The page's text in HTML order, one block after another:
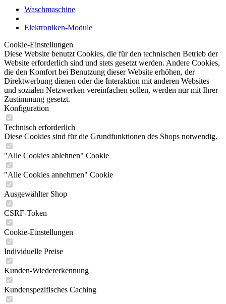
Waschmaschine
Elektroniken-Module
Cookie-Einstellungen
Diese Website benutzt Cookies, die für den technischen Betrieb der
Website erforderlich sind und stets gesetzt werden. Andere Cookies,
die den Komfort bei Benutzung dieser Website erhöhen, der
Direktwerbung dienen oder die Interaktion mit anderen Websites
und sozialen Netzwerken vereinfachen sollen, werden nur mit Ihrer
Zustimmung gesetzt.
Konfiguration
Technisch erforderlich
Diese Cookies sind für die Grundfunktionen des Shops notwendig.
"Alle Cookies ablehnen" Cookie
"Alle Cookies annehmen" Cookie
Ausgewählter Shop
CSRF-Token
Cookie-Einstellungen
Individuelle Preise
Kunden-Wiedererkennung
Kundenspezifisches Caching